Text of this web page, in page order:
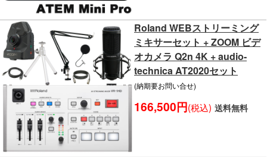
Roland WEBストリーミング
ミキサーセット + ZOOM ビデ
オカメラ Q2n 4K + audio-
technica AT2020セット
(納期要お問い合せ)
166,500円(税込) 送料無料